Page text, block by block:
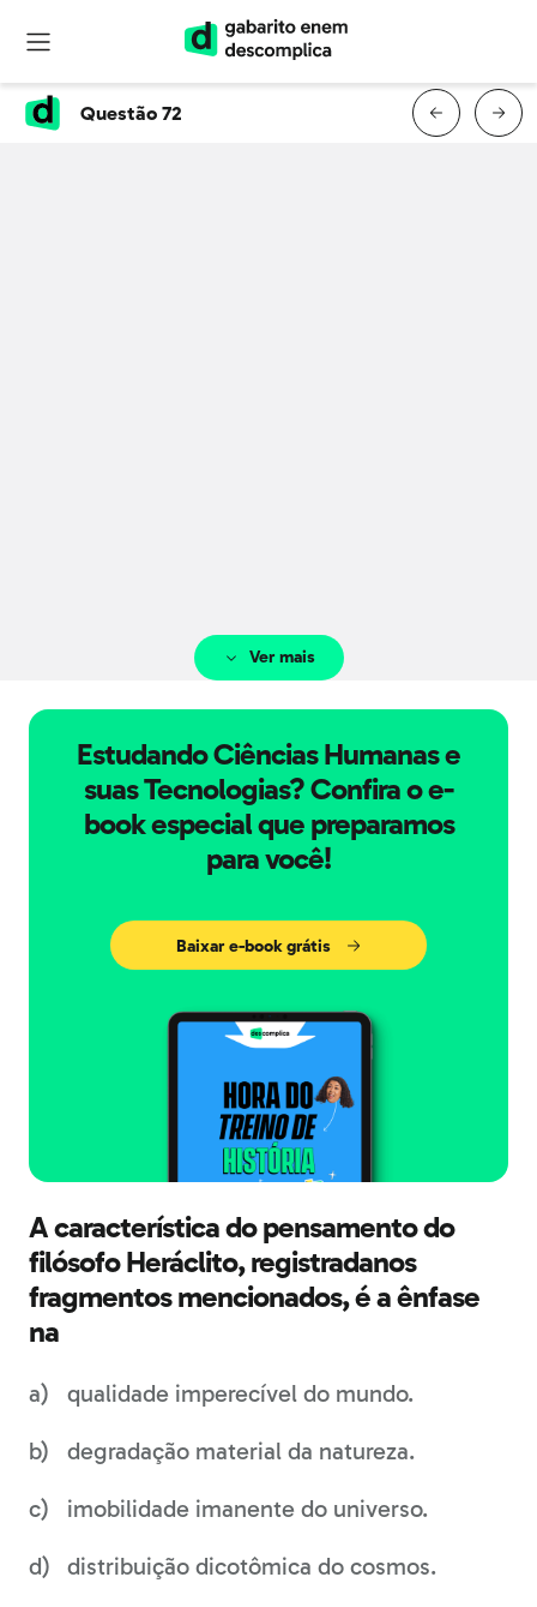
Questão 72
Pré-socráticos. São Paulo: Nova Cultural, 1996.
Ver mais
Estudando Ciências Humanas e
suas Tecnologias? Confira o e-
book especial que preparamos
para você!
Baixar e-book grátis
A característica do pensamento do
filósofo Heráclito, registradanos
fragmentos mencionados, é a ênfase
na
qualidade imperecível do mundo.
degradação material da natureza.
imobilidade imanente do universo.
distribuição dicotômica do cosmos.